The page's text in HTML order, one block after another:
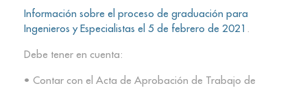
Información sobre el proceso de graduación para
Ingenieros y Especialistas el 5 de febrero de 2021 .
Debe tener en cuenta:
• Contar con el Acta de Aprobación de Trabajo de